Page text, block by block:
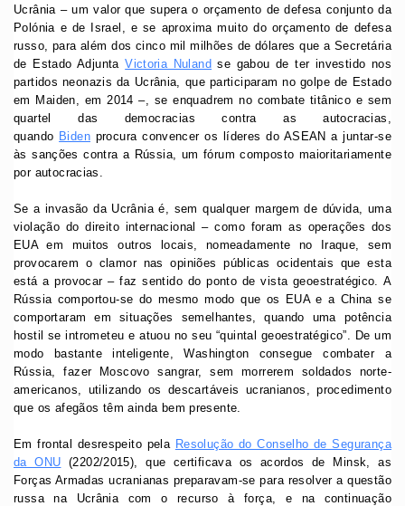
Ucrânia – um valor que supera o orçamento de defesa conjunto da
Polónia e de Israel, e se aproxima muito do orçamento de defesa
russo, para além dos cinco mil milhões de dólares que a Secretária
de Estado AdjuntaVictoria Nuland se gabou de ter investido nos
partidos neonazis da Ucrânia, que participaram no golpe de Estado
em Maiden, em 2014 –, se enquadrem no combate titânico e sem
quartel das democracias contra as autocracias,
quando Biden procura convencer os líderes do ASEAN a juntar-se
às sanções contra a Rússia, um fórum composto maioritariamente
por autocracias.
Se a invasão da Ucrânia é, sem qualquer margem de dúvida, uma
violação do direito internacional – como foram as operações dos
EUA em muitos outros locais, nomeadamente no Iraque, sem
provocarem o clamor nas opiniões públicas ocidentais que esta
está a provocar – faz sentido do ponto de vista geoestratégico. A
Rússia comportou-se do mesmo modo que os EUA e a China se
comportaram em situações semelhantes, quando uma potência
hostil se intrometeu e atuou no seu “quintal geoestratégico”. De um
modo bastante inteligente, Washington consegue combater a
Rússia, fazer Moscovo sangrar, sem morrerem soldados norte-
americanos, utilizando os descartáveis ucranianos, procedimento
que os afegãos têm ainda bem presente.
Em frontal desrespeito pela Resolução do Conselho de Segurança
da ONU (2202/2015), que certificava os acordos de Minsk, as
Forças Armadas ucranianas preparavam-se para resolver a questão
russa na Ucrânia com o recurso à força, e na continuação